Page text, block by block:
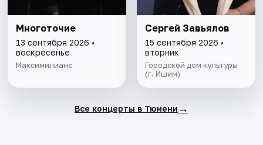
Многоточие
13 сентября 2026 •
воскресенье
Максимилианс
Сергей Завьялов
15 сентября 2026 •
вторник
Городской дом культуры
(г. Ишим)
Все концерты в Тюмени →